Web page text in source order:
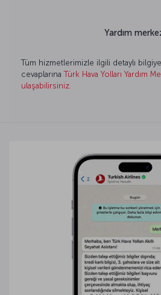
Yardım
Tüm hizmetlerimizle ilgili detaylı bilgiye
cevaplarınaTürk Hava Yolları Yardım
ulaşabilirsiniz.